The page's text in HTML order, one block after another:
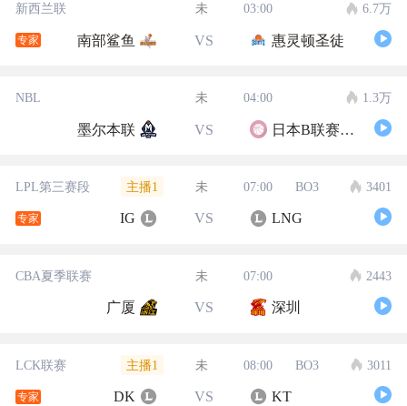
新西兰联 未 03:00 6.7万
专家 南部鲨鱼 VS 惠灵顿圣徒
NBL 未 04:00 1.3万
墨尔本联 VS 日本B联赛联队
LPL第三赛段 主播1 未 07:00 BO3 3401
专家 IG VS LNG
CBA夏季联赛 未 07:00 2443
广厦 VS 深圳
LCK联赛 主播1 未 08:00 BO3 3011
专家 DK VS KT